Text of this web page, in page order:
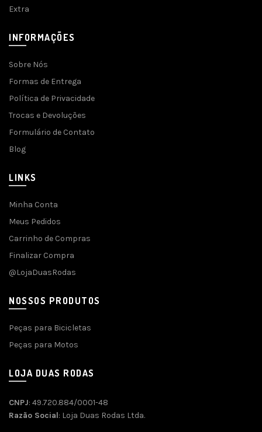
Extra
INFORMAÇÕES
Sobre Nós
Formas de Entrega
Política de Privacidade
Trocas e Devoluções
Formulário de Contato
Blog
LINKS
Minha Conta
Meus Pedidos
Carrinho de Compras
Finalizar Compra
@LojaDuasRodas
NOSSOS PRODUTOS
Peças para Bicicletas
Peças para Motos
LOJA DUAS RODAS
CNPJ: 49.720.884/0001-48
Razão Social: Loja Duas Rodas Ltda.